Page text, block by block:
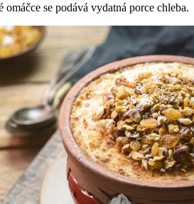
se podává vydatná porce chleba.